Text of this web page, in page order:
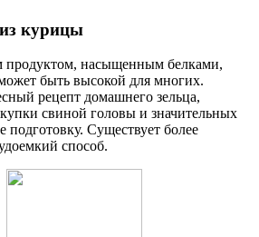
курицы
продуктом, насыщенным белками,
быть высокой для многих.
рецепт домашнего зельца,
свиной головы и значительных
подготовку. Существует более
способ.